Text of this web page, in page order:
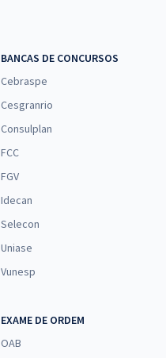
BANCAS DE CONCURSOS
Cebraspe
Cesgranrio
Consulplan
FCC
FGV
Idecan
Selecon
Uniase
Vunesp
EXAME DE ORDEM
OAB